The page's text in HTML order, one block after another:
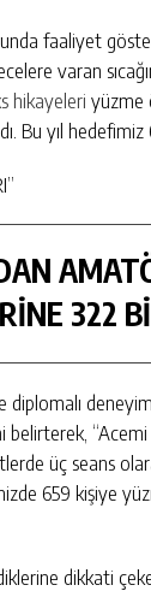
faaliyet
varan
hikayeleri yüzme
Bu yıl hedefimiz
322
üç seans
659 kişiye
dikkati